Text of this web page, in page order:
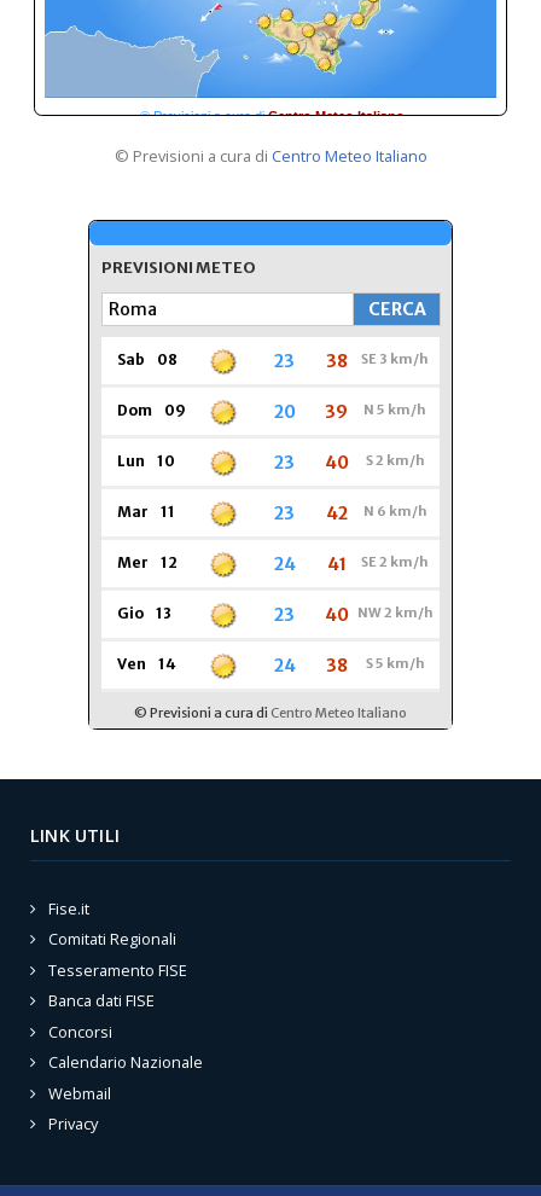
© Previsioni a cura di Centro Meteo Italiano
LINK UTILI
Fise.it
Comitati Regionali
Tesseramento FISE
Banca dati FISE
Concorsi
Calendario Nazionale
Webmail
Privacy